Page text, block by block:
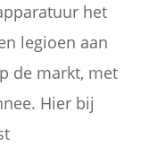
het
legioen aan
de markt, met
Hier bij